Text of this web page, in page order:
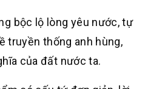
bộc lộ lòng yêu nước, tự
truyền thống anh hùng,
của đất nước ta.